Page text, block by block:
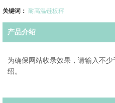
关键词： 耐高温链板秤
产品介绍
为确保网站收录效果，请输入不
绍。